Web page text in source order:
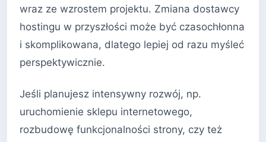
wraz ze wzrostem projektu. Zmiana dostawcy
hostingu w przyszłości może być czasochłonna
i skomplikowana, dlatego lepiej od razu myśleć
perspektywicznie.
Jeśli planujesz intensywny rozwój, np.
uruchomienie sklepu internetowego,
rozbudowę funkcjonalności strony, czy też